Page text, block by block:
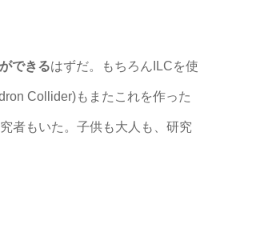
できるはずだ。もちろんILCを使
Collider)もまたこれを作った
者もいた。子供も大人も、研究